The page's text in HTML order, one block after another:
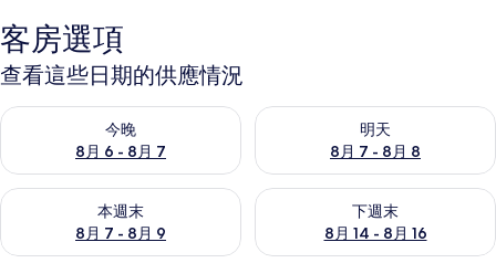
客房選項
查看這些日期的供應情況
今晚
8月 6 - 8月 7
查看今晚 (8月 6 - 8月 7) 的供應情況
明天
8月 7 - 8月 8
查看明天 (8月 7 - 8月 8) 的供
本週末
8月 7 - 8月 9
查看本週末 (8月 7 - 8月 9) 的供應情況
下週末
8月 14 - 8月 16
查看下週末 (8月 14 - 8月 16)